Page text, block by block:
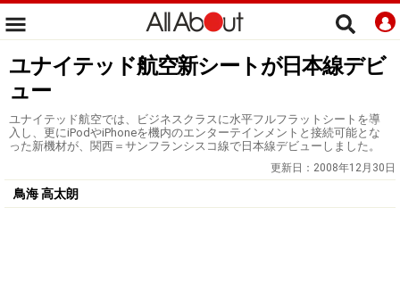
ユナイテッド航空新シートが日本線デビ
ュー
ユナイテッド航空では、ビジネスクラスに水平フルフラットシートを導
入し、更にiPodやiPhoneを機内のエンターテインメントと接続可能とな
った新機材が、関西＝サンフランシスコ線で日本線デビューしました。
更新日： 2008年12月30日
鳥海 高太朗